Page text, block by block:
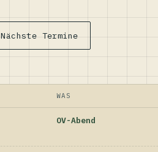
Nächste Termine
WAS
OV-Abend